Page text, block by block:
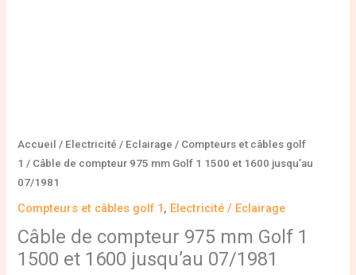
Accueil / Electricité / Eclairage / Compteurs et câbles golf
1 / Câble de compteur 975 mm Golf 1 1500 et 1600 jusqu’au
07/1981
Compteurs et câbles golf 1, Electricité / Eclairage
Câble de compteur 975 mm Golf 1
1500 et 1600 jusqu’au 07/1981